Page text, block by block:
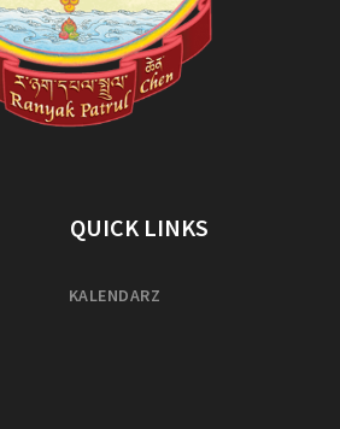
QUICK LINKS
KALENDARZ